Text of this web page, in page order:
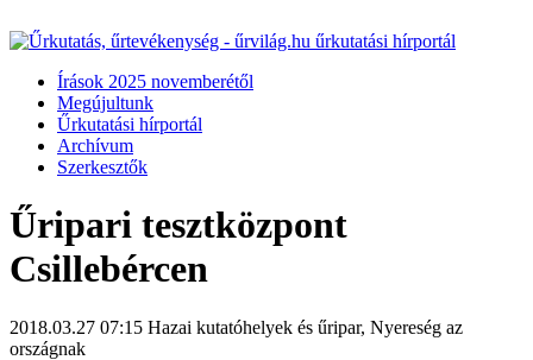
Írások 2025 novemberétől
Megújultunk
Űrkutatási hírportál
Archívum
Szerkesztők
Űripari tesztközpont
Csillebércen
2018.03.27 07:15 Hazai kutatóhelyek és űripar, Nyereség az
országnak